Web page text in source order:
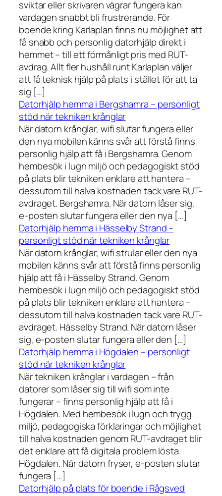
sviktar eller skrivaren vägrar fungera kan
vardagen snabbt bli frustrerande. För
boende kring Karlaplan finns nu möjlighet att
få snabb och personlig datorhjälp direkt i
hemmet – till ett förmånligt pris med RUT-
avdrag. Allt fler hushåll runt Karlaplan väljer
att få teknisk hjälp på plats i stället för att ta
sig […]
Datorhjälp hemma i Bergshamra – personligt
stöd när tekniken krånglar
När datorn krånglar, wifi slutar fungera eller
den nya mobilen känns svår att förstå finns
personlig hjälp att få i Bergshamra. Genom
hembesök i lugn miljö och pedagogiskt stöd
på plats blir tekniken enklare att hantera –
dessutom till halva kostnaden tack vare RUT-
avdraget. Bergshamra. När datorn låser sig,
e-posten slutar fungera eller den nya […]
Datorhjälp hemma i Hässelby Strand –
personligt stöd när tekniken krånglar
När datorn krånglar, wifi strular eller den nya
mobilen känns svår att förstå finns personlig
hjälp att få i Hässelby Strand. Genom
hembesök i lugn miljö och pedagogiskt stöd
på plats blir tekniken enklare att hantera –
dessutom till halva kostnaden tack vare RUT-
avdraget. Hässelby Strand. När datorn låser
sig, e-posten slutar fungera eller den […]
Datorhjälp hemma i Högdalen – personligt
stöd när tekniken krånglar
När tekniken krånglar i vardagen – från
datorer som låser sig till wifi som inte
fungerar – finns personlig hjälp att få i
Högdalen. Med hembesök i lugn och trygg
miljö, pedagogiska förklaringar och möjlighet
till halva kostnaden genom RUT-avdraget blir
det enklare att få digitala problem lösta.
Högdalen. När datorn fryser, e-posten slutar
fungera […]
Datorhjälp på plats för boende i Rågsved